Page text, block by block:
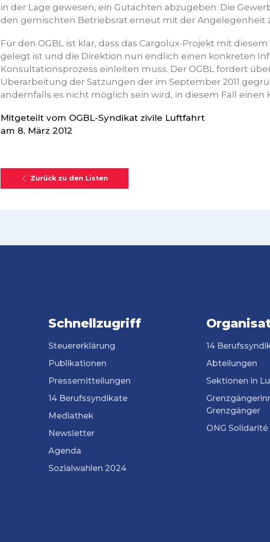
in der Lage gewesen, ein Gutachten abzugeben. Die
den gemischten Betriebsrat erneut mit der Angelegenheit
Für den OGBL ist klar, dass das Cargolux-Projekt mit
gelegt ist und die Direktion nun endlich einen konkreten
Konsultationsprozess einleiten muss. Der OGBL fordert
Überarbeitung der Satzungen der im September 2011
andernfalls es nicht möglich sein wird, in diesem Fall einen
Mitgeteilt vom OGBL-Syndikat zivile Luftfahrt
am 8. März 2012
Zurück zu den Listen
Schnellzugriff
Steuererklärung
Publikationen
Pressemitteilungen
14 Berufssyndikate
Mediathek
Newsletter
Agenda
Sozialwahlen 2024
14
Abteilungen
Sektionen in
Grenzgänger
ONG